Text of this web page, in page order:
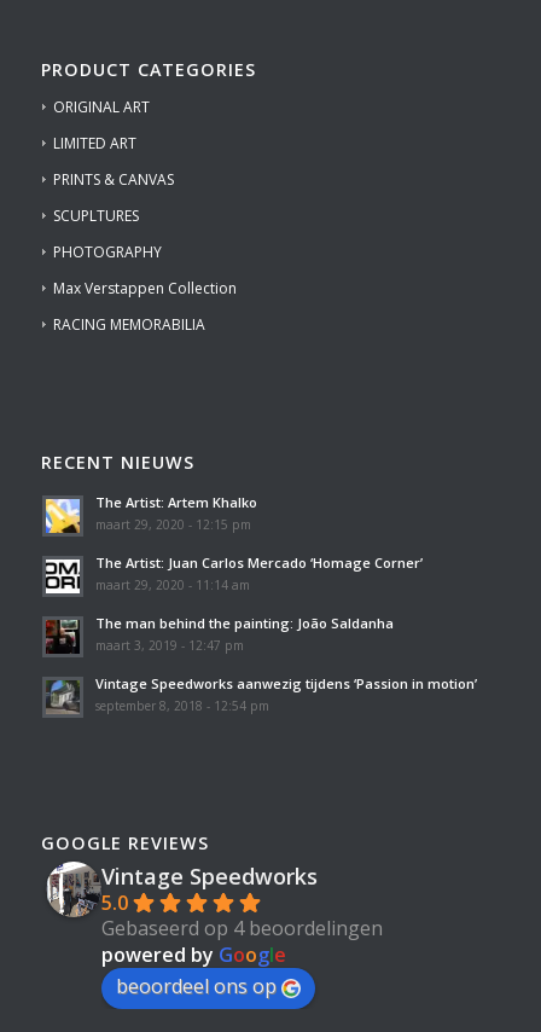
PRODUCT CATEGORIES
ORIGINAL ART
LIMITED ART
PRINTS & CANVAS
SCUPLTURES
PHOTOGRAPHY
Max Verstappen Collection
RACING MEMORABILIA
RECENT NIEUWS
The Artist: Artem Khalko
maart 29, 2020 - 12:15 pm
The Artist: Juan Carlos Mercado ‘Homage Corner’
maart 29, 2020 - 11:14 am
The man behind the painting: João Saldanha
maart 3, 2019 - 12:47 pm
Vintage Speedworks aanwezig tijdens ‘Passion in motion’
september 8, 2018 - 12:54 pm
GOOGLE REVIEWS
Vintage Speedworks
5.0
Gebaseerd op 4 beoordelingen
powered by Google
beoordeel ons op